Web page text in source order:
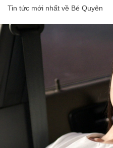
Tin tức mới nhất về Bé Quyên